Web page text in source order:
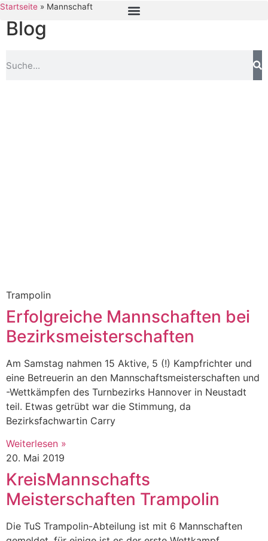
Startseite » Mannschaft
Blog
Trampolin
Erfolgreiche Mannschaften bei
Bezirksmeisterschaften
Am Samstag nahmen 15 Aktive, 5 (!) Kampfrichter und
eine Betreuerin an den Mannschaftsmeisterschaften und
-Wettkämpfen des Turnbezirks Hannover in Neustadt
teil. Etwas getrübt war die Stimmung, da
Bezirksfachwartin Carry
Weiterlesen »
20. Mai 2019
KreisMannschafts
Meisterschaften Trampolin
Die TuS Trampolin-Abteilung ist mit 6 Mannschaften